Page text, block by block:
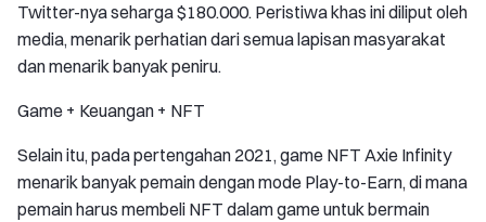
Twitter-nya seharga $180.000. Peristiwa khas ini diliput oleh
media, menarik perhatian dari semua lapisan masyarakat
dan menarik banyak peniru.
Game + Keuangan + NFT
Selain itu, pada pertengahan 2021, game NFT Axie Infinity
menarik banyak pemain dengan mode Play-to-Earn, di mana
pemain harus membeli NFT dalam game untuk bermain